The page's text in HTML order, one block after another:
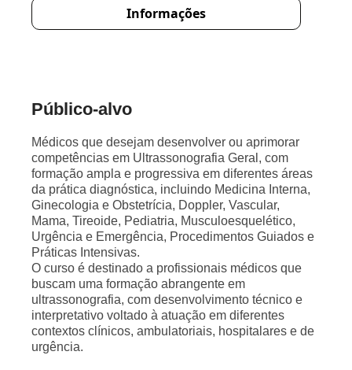
Informações
Público-alvo
Médicos que desejam desenvolver ou aprimorar
competências em Ultrassonografia Geral, com
formação ampla e progressiva em diferentes áreas
da prática diagnóstica, incluindo Medicina Interna,
Ginecologia e Obstetrícia, Doppler, Vascular,
Mama, Tireoide, Pediatria, Musculoesquelético,
Urgência e Emergência, Procedimentos Guiados e
Práticas Intensivas.
O curso é destinado a profissionais médicos que
buscam uma formação abrangente em
ultrassonografia, com desenvolvimento técnico e
interpretativo voltado à atuação em diferentes
contextos clínicos, ambulatoriais, hospitalares e de
urgência.